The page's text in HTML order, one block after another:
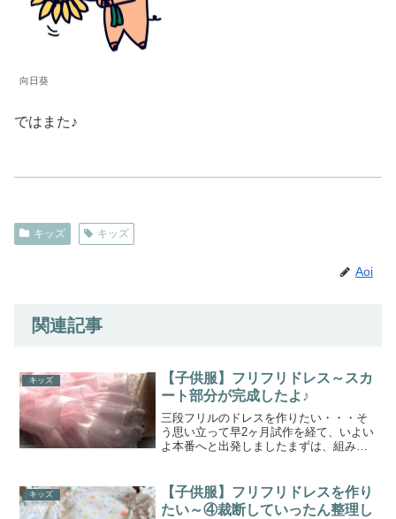
向日葵
ではまた♪
キッズ キッズ
Aoi
関連記事
キッズ
【子供服】フリフリドレス～スカ
ート部分が完成したよ♪
三段フリルのドレスを作りたい・・・そ
う思い立って早2ヶ月試作を経て、いよい
よ本番へと出発しましたまずは、組み立
って、ご満悦ですピンクというだけでテ
ンションも上が...
キッズ
【子供服】フリフリドレスを作り
たい～④裁断していったん整理し